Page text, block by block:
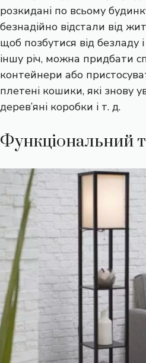
розкидані по всьому
безнадійно відстали від
щоб позбутися від безладу
іншу річ, можна придбати
контейнери або
плетені кошики, які знову
дерев’яні коробки і т. д.
Функціональний